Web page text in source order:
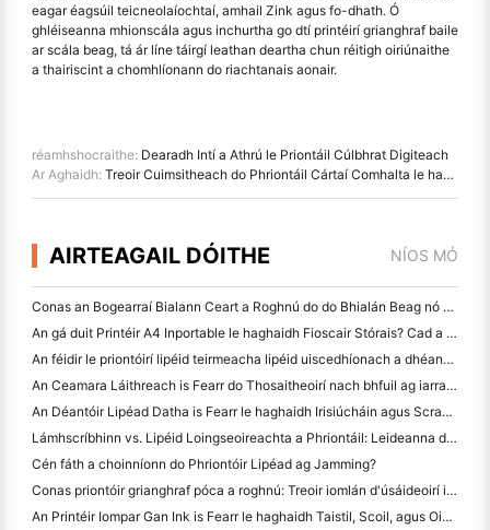
eagar éagsúil teicneolaíochtaí, amhail Zink agus fo-dhath. Ó
ghléiseanna mhionscála agus inchurtha go dtí printéirí grianghraf baile
ar scála beag, tá ár líne táirgí leathan deartha chun réitigh oiriúnaithe
a thairiscint a chomhlíonann do riachtanais aonair.
réamhshocraithe: Dearadh Intí a Athrú le Priontáil Cúlbhrat Digiteach
Ar Aghaidh: Treoir Cuimsitheach do Phriontáil Cártaí Comhalta le haghaidh Páirceán Téamaí agus Páirceán Amusement
AIRTEAGAIL DÓITHE NÍOS MÓ
Conas an Bogearraí Bialann Ceart a Roghnú do do Bhialán Beag nó Meánmhéide
An gá duit Printéir A4 Inportable le haghaidh Fioscair Stórais? Cad a Oibríonn i ndáiríre
An féidir le priontóirí lipéid teirmeacha lipéid uiscedhíonach a dhéanamh do tháirgí gnó beag?
An Ceamara Láithreach is Fearr do Thosaitheoirí nach bhfuil ag iarraidh páipéar a chaitheamh
An Déantóir Lipéad Datha is Fearr le haghaidh Irisiúcháin agus Scrapbooking: Cuir Tuilleadh Datha le Gach Leathanach
Lámhscríbhinn vs. Lipéid Loingseoireachta a Phriontáil: Leideanna do Ghnólachtaí Beaga in 2026
Cén fáth a choinníonn do Phriontóir Lipéad ag Jamming?
Conas priontóir grianghraf póca a roghnú: Treoir iomlán d'úsáideoirí iris, taistil agus iPhone
An Printéir Iompar Gan Ink is Fearr le haghaidh Taistil, Scoil, agus Oibre Soghluaiste: Athbhreithniú Hanin MT620 Pro